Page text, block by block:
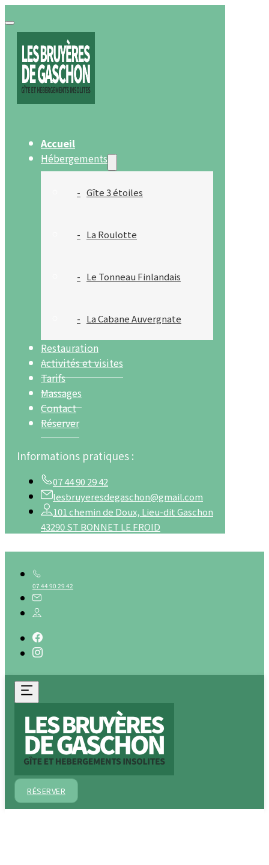
Accueil
Hébergements
Gîte 3 étoiles
La Roulotte
Le Tonneau Finlandais
La Cabane Auvergnate
Restauration
Activités et visites
Tarifs
Massages
Contact
Réserver
Informations pratiques :
07 44 90 29 42
lesbruyeresdegaschon@gmail.com
101 chemin de Doux, Lieu-dit Gaschon
43290 ST BONNET LE FROID
07 44 90 29 42
RÉSERVER